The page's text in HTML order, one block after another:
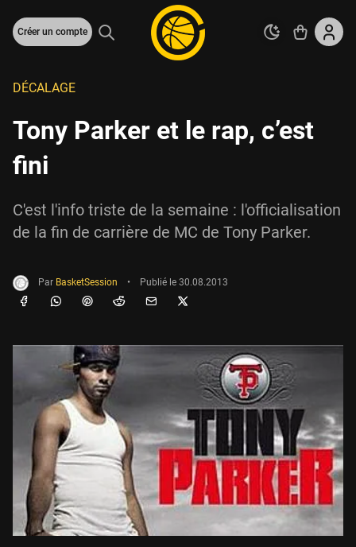
Créer un compte
DÉCALAGE
Tony Parker et le rap, c’est
fini
C'est l'info triste de la semaine : l'officialisation
de la fin de carrière de MC de Tony Parker.
Par BasketSession • Publié le 30.08.2013